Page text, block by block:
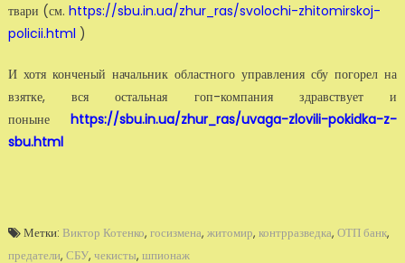
твари (см. https://sbu.in.ua/zhur_ras/svolochi-zhitomirskoj-
policii.html )
И хотя конченый начальник областного управления сбу погорел на
взятке, вся остальная гоп-компания здравствует и
понынеhttps://sbu.in.ua/zhur_ras/uvaga-zlovili-pokidka-z-
sbu.html
Метки: Виктор Котенко, госизмена, житомир, контрразведка, ОТП банк,
предатели, СБУ, чекисты, шпионаж